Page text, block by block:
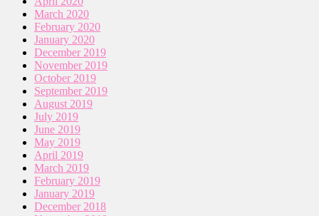
March 2020
February 2020
January 2020
December 2019
November 2019
October 2019
September 2019
August 2019
July 2019
June 2019
May 2019
April 2019
March 2019
February 2019
January 2019
December 2018